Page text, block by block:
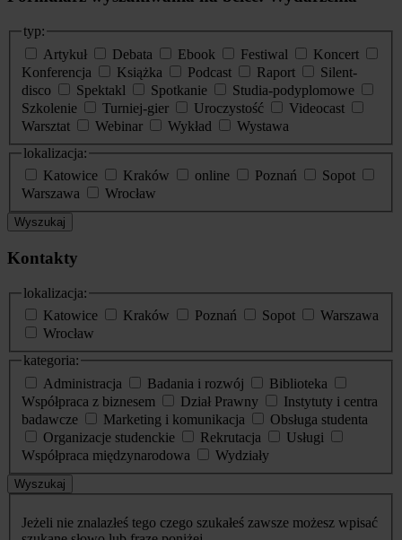
typ:
Artykuł
Debata Ebook Festiwal
Koncert
Konferencja
Książka Podcast Raport
Silent-
disco
Spektakl Spotkanie
Studia-podyplomowe
Szkolenie
Turniej-gier Uroczystość
Videocast
Warsztat
Webinar Wykład
Wystawa
lokalizacja:
Katowice
Kraków online Poznań
Sopot
Warszawa
Wrocław
Wyszukaj
Kontakty
lokalizacja:
Katowice
Kraków Poznań Sopot
Warszawa
Wrocław
kategoria:
Administracja
Badania i rozwój
Biblioteka
Współpraca z biznesem
Dział Prawny
Instytuty i centra
badawcze
Marketing i komunikacja
Obsługa studenta
Organizacje studenckie
Rekrutacja
Usługi
Współpraca międzynarodowa
Wydziały
Wyszukaj
Jeżeli nie znalazłeś tego czego szukałeś zawsze możesz wpisać